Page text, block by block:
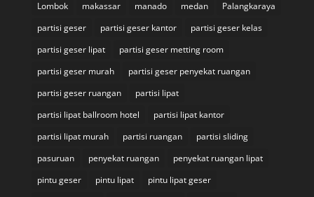
Lombok
makassar manado medan
Palangkaraya
partisi geser
partisi geser kantor
partisi geser kelas
partisi geser lipat
partisi geser metting room
partisi geser murah
partisi geser penyekat ruangan
partisi geser ruangan
partisi lipat
partisi lipat ballroom hotel
partisi lipat kantor
partisi lipat murah
partisi ruangan
partisi sliding
pasuruan
penyekat ruangan
penyekat ruangan lipat
pintu geser
pintu lipat
pintu lipat geser